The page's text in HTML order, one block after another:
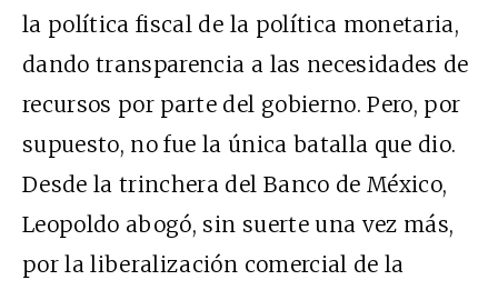
la política fiscal de la política monetaria,
dando transparencia a las necesidades de
recursos por parte del gobierno. Pero, por
supuesto, no fue la única batalla que dio.
Desde la trinchera del Banco de México,
Leopoldo abogó, sin suerte una vez más,
por la liberalización comercial de la